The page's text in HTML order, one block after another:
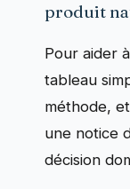
produit
Pour aider
tableau
méthode,
une notice
décision